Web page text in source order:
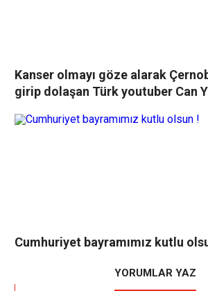
Kanser olmayı göze alarak
girip dolaşan Türk youtuber Can
Cumhuriyet bayramımız kutlu
YORUMLAR YAZ